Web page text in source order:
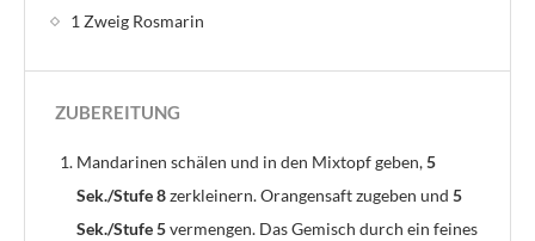
1 Zweig Rosmarin
ZUBEREITUNG
Mandarinen schälen und in den Mixtopf geben,5
Sek./Stufe 8zerkleinern. Orangensaft zugeben und 5
Sek./Stufe 5vermengen. Das Gemisch durch ein feines